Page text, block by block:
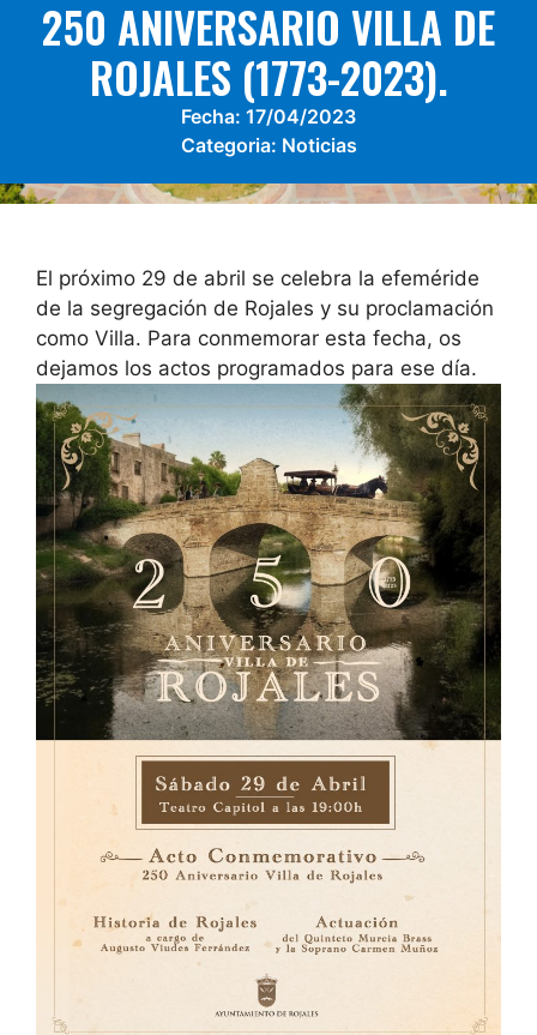
250 ANIVERSARIO VILLA DE
ROJALES (1773-2023).
Fecha: 17/04/2023
Categoria: Noticias
El próximo 29 de abril se celebra la efeméride
de la segregación de Rojales y su proclamación
como Villa. Para conmemorar esta fecha, os
dejamos los actos programados para ese día.